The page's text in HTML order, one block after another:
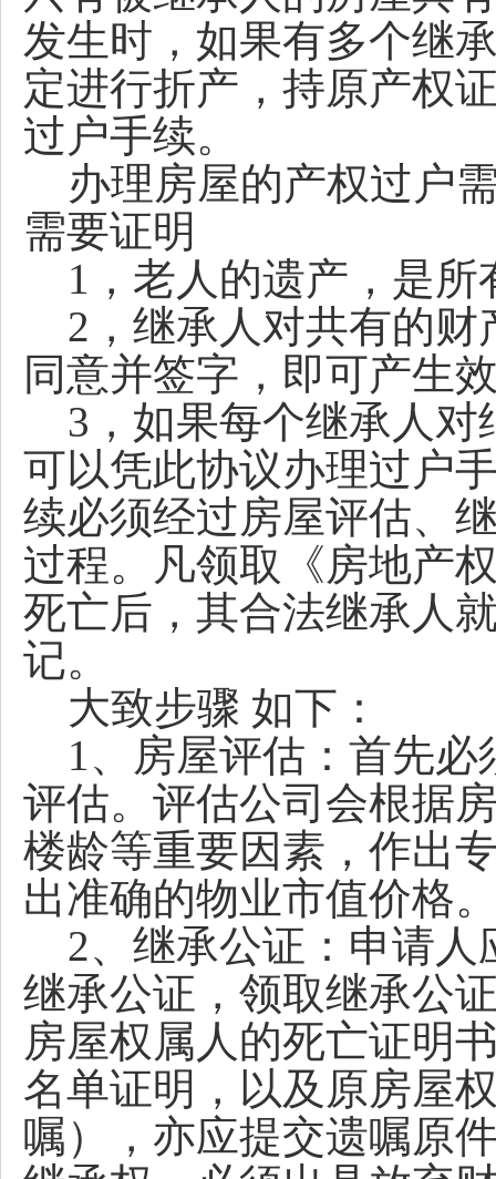
发生时，如果有多个继
定进行折产，持原产权
过户手续。
办理房屋的产权过户
需要证明
1，老人的遗产，是所
2，继承人对共有的财
同意并签字，即可产生
3，如果每个继承人对
可以凭此协议办理过户
续必须经过房屋评估、
过程。凡领取《房地产
死亡后，其合法继承人
记。
大致步骤 如下：
1、房屋评估：首先必
评估。评估公司会根据
楼龄等重要因素，作出
出准确的物业市值价格
2、继承公证：申请人
继承公证，领取继承公
房屋权属人的死亡证明
名单证明，以及原房屋
嘱），亦应提交遗嘱原